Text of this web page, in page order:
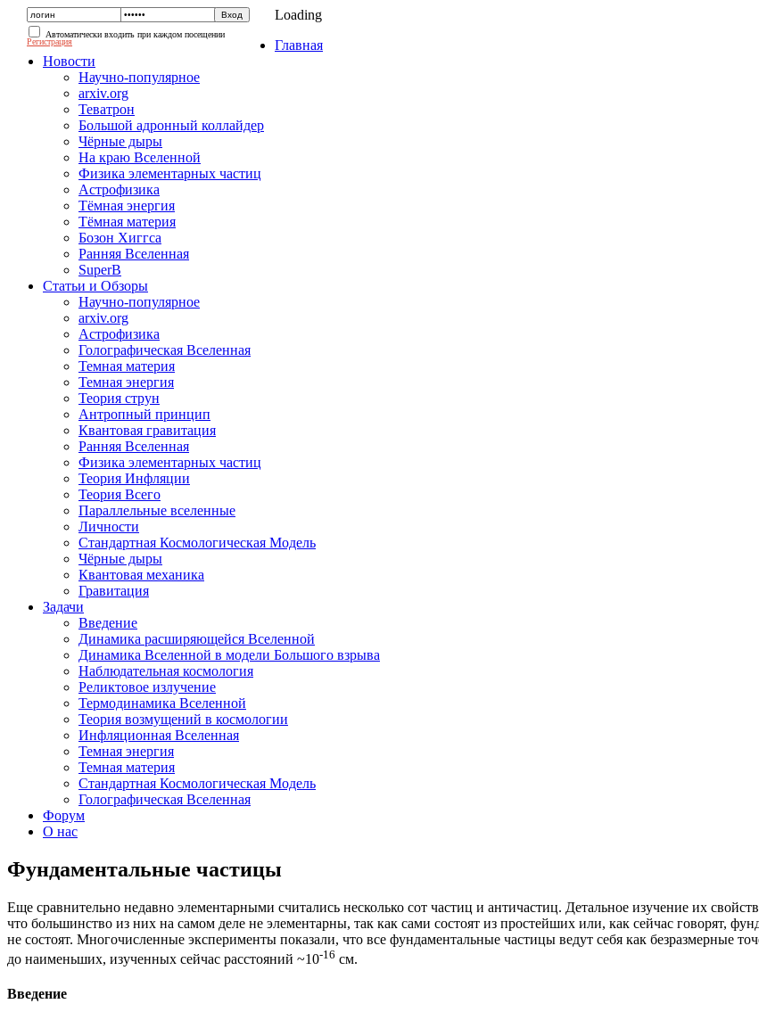
Автоматически входить при каждом посещении
Регистрация
Loading
Главная
Новости
Научно-популярное
arxiv.org
Теватрон
Большой адронный коллайдер
Чёрные дыры
На краю Вселенной
Физика элементарных частиц
Астрофизика
Тёмная энергия
Тёмная материя
Бозон Хиггса
Ранняя Вселенная
SuperB
Статьи и Обзоры
Научно-популярное
arxiv.org
Астрофизика
Голографическая Вселенная
Темная материя
Темная энергия
Теория струн
Антропный принцип
Квантовая гравитация
Ранняя Вселенная
Физика элементарных частиц
Теория Инфляции
Теория Всего
Параллельные вселенные
Личности
Стандартная Космологическая Модель
Чёрные дыры
Квантовая механика
Гравитация
Задачи
Введение
Динамика расширяющейся Вселенной
Динамика Вселенной в модели Большого взрыва
Наблюдательная космология
Реликтовое излучение
Термодинамика Вселенной
Теория возмущений в космологии
Инфляционная Вселенная
Темная энергия
Темная материя
Стандартная Космологическая Модель
Голографическая Вселенная
Форум
О нас
Фундаментальные частицы
Еще сравнительно недавно элементарными считались несколько сот частиц и античастиц. Детальное изучение их
что большинство из них на самом деле не элементарны, так как сами состоят из простейших или, как сейчас говорят,
не состоят. Многочисленные эксперименты показали, что все фундаментальные частицы ведут себя как безразмерные
до наименьших, изученных сейчас расстояний ~10-16 см.
Введение